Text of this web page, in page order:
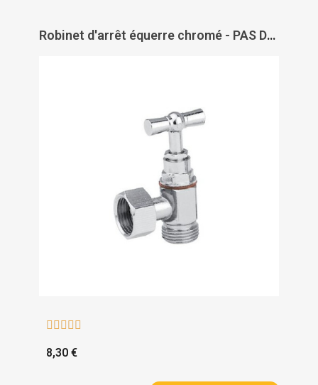
Robinet d'arrêt équerre chromé - PAS DE MARQUE
    
8,30 €